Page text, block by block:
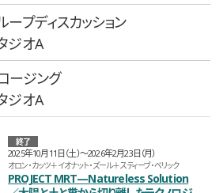
ープディスカッション
ジオA
ージング
ジオA
2025年10月11日（土）〜2026年2月23日（月）
終了
オロン・カッツ＋イオナット・ズール＋スティーブ・ベリック
PROJECT MRT—Natureless Solution